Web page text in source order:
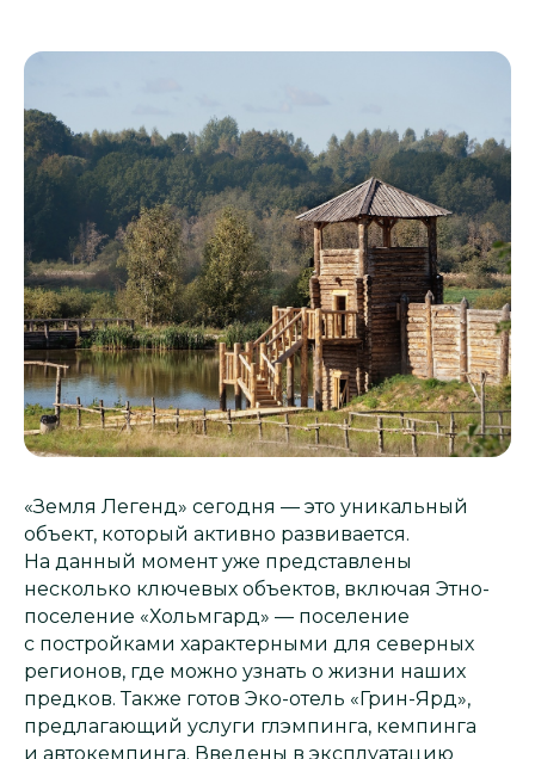
«Земля Легенд» сегодня — это уникальный
объект, который активно развивается.
На данный момент уже представлены
несколько ключевых объектов, включая Этно-
поселение «Хольмгард» — поселение
с постройками характерными для северных
регионов, где можно узнать о жизни наших
предков. Также готов Эко-отель «Грин-Ярд»,
предлагающий услуги глэмпинга, кемпинга
и автокемпинга. Введены в эксплуатацию